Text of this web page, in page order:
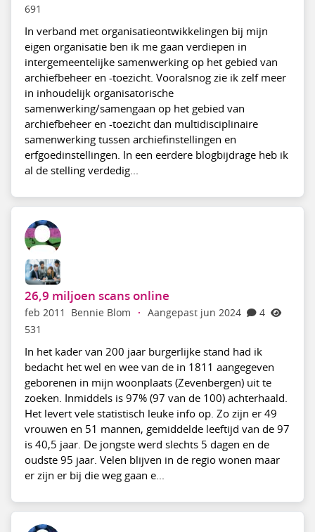
691
In verband met organisatieontwikkelingen bij mijn
eigen organisatie ben ik me gaan verdiepen in
intergemeentelijke samenwerking op het gebied van
archiefbeheer en -toezicht. Vooralsnog zie ik zelf meer
in inhoudelijk organisatorische
samenwerking/samengaan op het gebied van
archiefbeheer en -toezicht dan multidisciplinaire
samenwerking tussen archiefinstellingen en
erfgoedinstellingen. In een eerdere blogbijdrage heb ik
al de stelling verdedig...
26,9 miljoen scans online
feb 2011 Bennie Blom · Aangepast jun 2024
4
531
In het kader van 200 jaar burgerlijke stand had ik
bedacht het wel en wee van de in 1811 aangegeven
geborenen in mijn woonplaats (Zevenbergen) uit te
zoeken. Inmiddels is 97% (97 van de 100) achterhaald.
Het levert vele statistisch leuke info op. Zo zijn er 49
vrouwen en 51 mannen, gemiddelde leeftijd van de 97
is 40,5 jaar. De jongste werd slechts 5 dagen en de
oudste 95 jaar. Velen blijven in de regio wonen maar
er zijn er bij die weg gaan e...